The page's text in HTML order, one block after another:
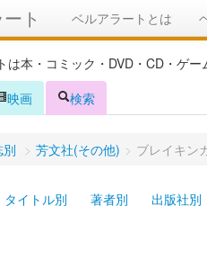
ト ベルアラートとは
は本・コミック・DVD・CD・ゲ
映画 検索
> 芳文社(その他) > ブレイキン
タイトル別 著者別 出版社別